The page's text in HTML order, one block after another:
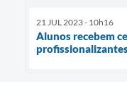
21 JUL 2023 - 10h16
Alunos recebem